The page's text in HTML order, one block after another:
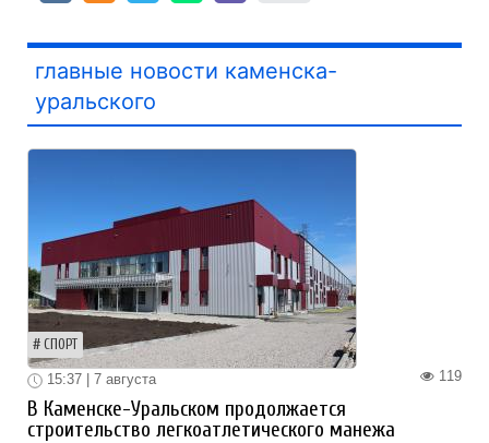
главные новости каменска-
уральского
СПОРТ
119
15:37 | 7 августа
В Каменске-Уральском продолжается
строительство легкоатлетического манежа